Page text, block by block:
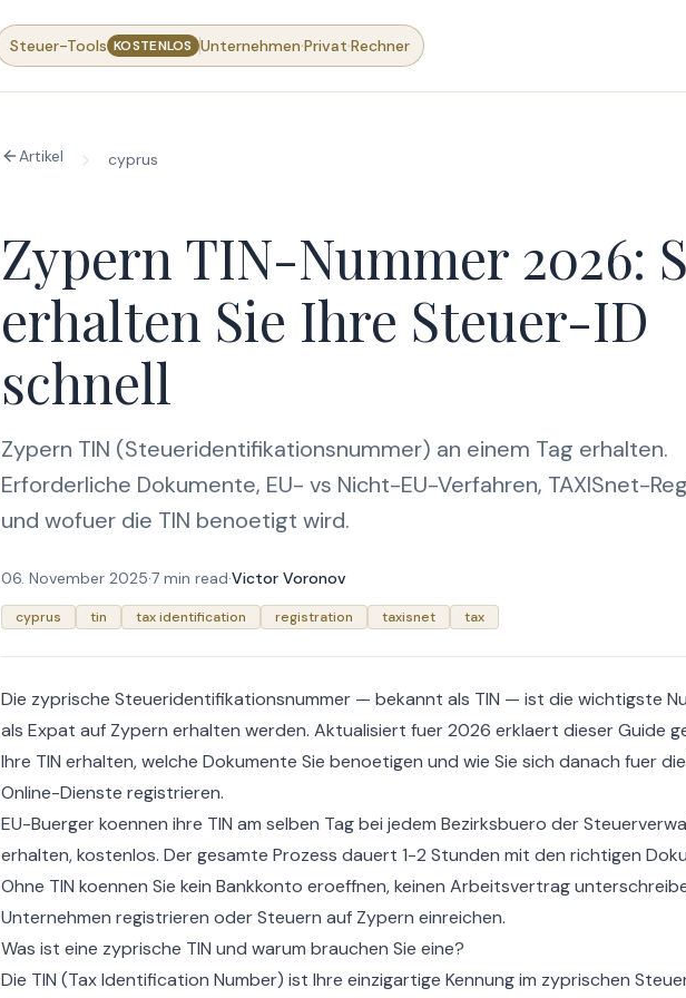
Steuer-Tools KOSTENLOS Unternehmen·Privat·Rechner
Artikel cyprus
Zypern TIN-Nummer 2026:
erhalten Sie Ihre Steuer-ID
schnell
Zypern TIN (Steueridentifikationsnummer) an einem Tag erhalten.
Erforderliche Dokumente, EU- vs Nicht-EU-Verfahren, TAXISnet-
und wofuer die TIN benoetigt wird.
06. November 2025·7 min read·Victor Voronov
cyprus tin tax identification registration taxisnet tax
Die zyprische Steueridentifikationsnummer — bekannt als TIN — ist die wichtigste
als Expat auf Zypern erhalten werden. Aktualisiert fuer 2026 erklaert dieser Guide
Ihre TIN erhalten, welche Dokumente Sie benoetigen und wie Sie sich danach fuer
Online-Dienste registrieren.
EU-Buerger koennen ihre TIN am selben Tag bei jedem Bezirksbuero der
erhalten, kostenlos. Der gesamte Prozess dauert 1-2 Stunden mit den richtigen
Ohne TIN koennen Sie kein Bankkonto eroeffnen, keinen Arbeitsvertrag
Unternehmen registrieren oder Steuern auf Zypern einreichen.
Was ist eine zyprische TIN und warum brauchen Sie eine?
Die TIN (Tax Identification Number) ist Ihre einzigartige Kennung im zyprischen